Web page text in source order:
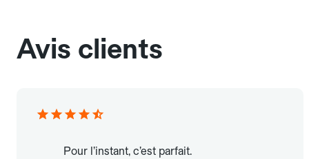
Avis clients
Pour l’instant, c’est parfait.